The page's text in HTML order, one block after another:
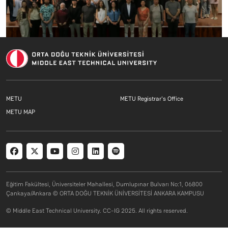
Footer menu 1 EN
METU Footer menu 2
METU Registrar's Office
Footer menu 3 EN
METU MAP
Social menu
Eğitim Fakültesi, Üniversiteler Mahallesi, Dumlupınar Bulvarı No:1, 06800
Çankaya/Ankara © ORTA DOĞU TEKNİK ÜNİVERSİTESİ ANKARA KAMPUSU
© Middle East Technical University. CC-IG 2025. All rights reserved.